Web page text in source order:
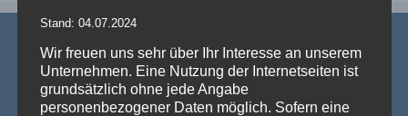
Stand: 04.07.2024
Wir freuen uns sehr über Ihr Interesse an unserem
Unternehmen. Eine Nutzung der Internetseiten ist
grundsätzlich ohne jede Angabe
personenbezogener Daten möglich. Sofern eine